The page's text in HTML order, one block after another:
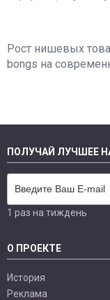
Рост нишевых
bongs на
ПОЛУЧАЙ ЛУЧШЕЕ
1 раз на тиждень
О ПРОЕКТЕ
История
Реклама